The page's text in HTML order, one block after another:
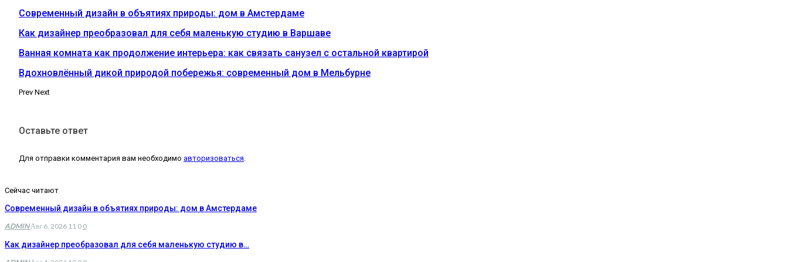
Современный дизайн в объятиях природы: дом в Амстердаме
Как дизайнер преобразовал для себя маленькую студию в Варшаве
Ванная комната как продолжение интерьера: как связать санузел с остальной квартирой
Вдохновлённый дикой природой побережья: современный дом в Мельбурне
Prev Next
Оставьте ответ
Для отправки комментария вам необходимо авторизоваться
Сейчас читают
Современный дизайн в объятиях природы: дом в Амстердаме
ADMINАвг 6, 2026 11 0 0
Как дизайнер преобразовал для себя маленькую студию в…